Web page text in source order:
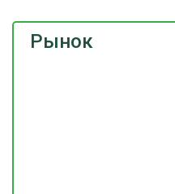
Рынок